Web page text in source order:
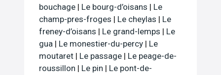
bouchage | Le bourg-d’oisans | Le
champ-pres-froges | Le cheylas | Le
freney-d’oisans | Le grand-lemps | Le
gua | Le monestier-du-percy | Le
moutaret | Le passage | Le peage-de-
roussillon | Le pin | Le pont-de-